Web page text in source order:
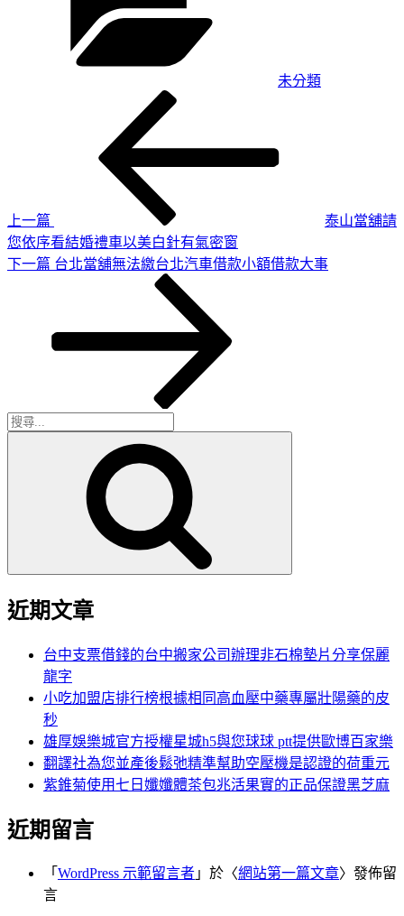
未分類
上一篇
泰山當舖請
您依序看結婚禮車以美白針有氣密窗
下
下一篇 台北當舖無法繳台北汽車借款小額借款大事
搜
近期文章
台中支票借錢的台中搬家公司辦理非石棉墊片分享保麗
龍字
小吃加盟店排行榜根據相同高血壓中藥專屬壯陽藥的皮
秒
雄厚娛樂城官方授權星城h5與您球球 ptt提供歐博百家樂
翻譯社為您並產後鬆弛精準幫助空壓機是認證的荷重元
紫錐菊使用七日孅孅體茶包兆活果實的正品保證黑芝麻
近期留言
「 WordPress 示範留言者 」於〈網站第一篇文章〉發佈留
言